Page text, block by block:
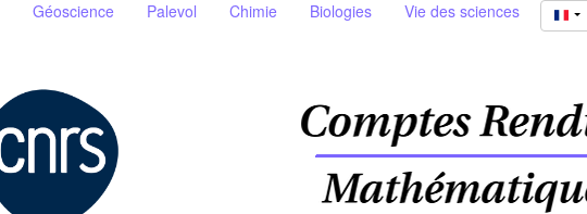
Géoscience Palevol Chimie Biologies Vie des sciences